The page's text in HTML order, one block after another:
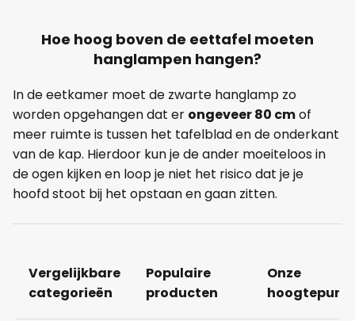
Hoe hoog boven de eettafel moeten
hanglampen hangen?
In de eetkamer moet de zwarte hanglamp zo
worden opgehangen dat er ongeveer 80 cmof
meer ruimte is tussen het tafelblad en de onderkant
van de kap. Hierdoor kun je de ander moeiteloos in
de ogen kijken en loop je niet het risico dat je je
hoofd stoot bij het opstaan en gaan zitten.
Vergelijkbare
categorieën
Populaire
producten
Onze